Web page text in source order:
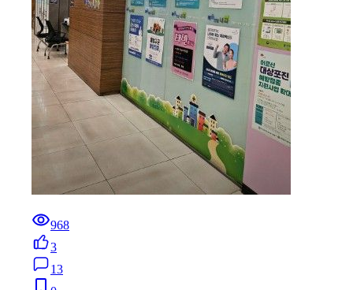
968
3
13